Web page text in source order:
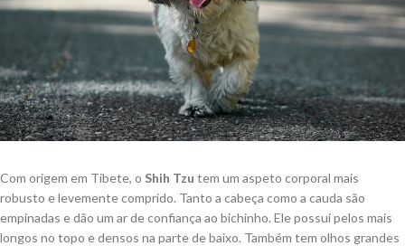
Com origem em Tibete, o Shih Tzu tem um aspeto corporal mais
robusto e levemente comprido. Tanto a cabeça como a cauda são
empinadas e dão um ar de confiança ao bichinho. Ele possui pelos mais
longos no topo e densos na parte de baixo. Também tem olhos grandes